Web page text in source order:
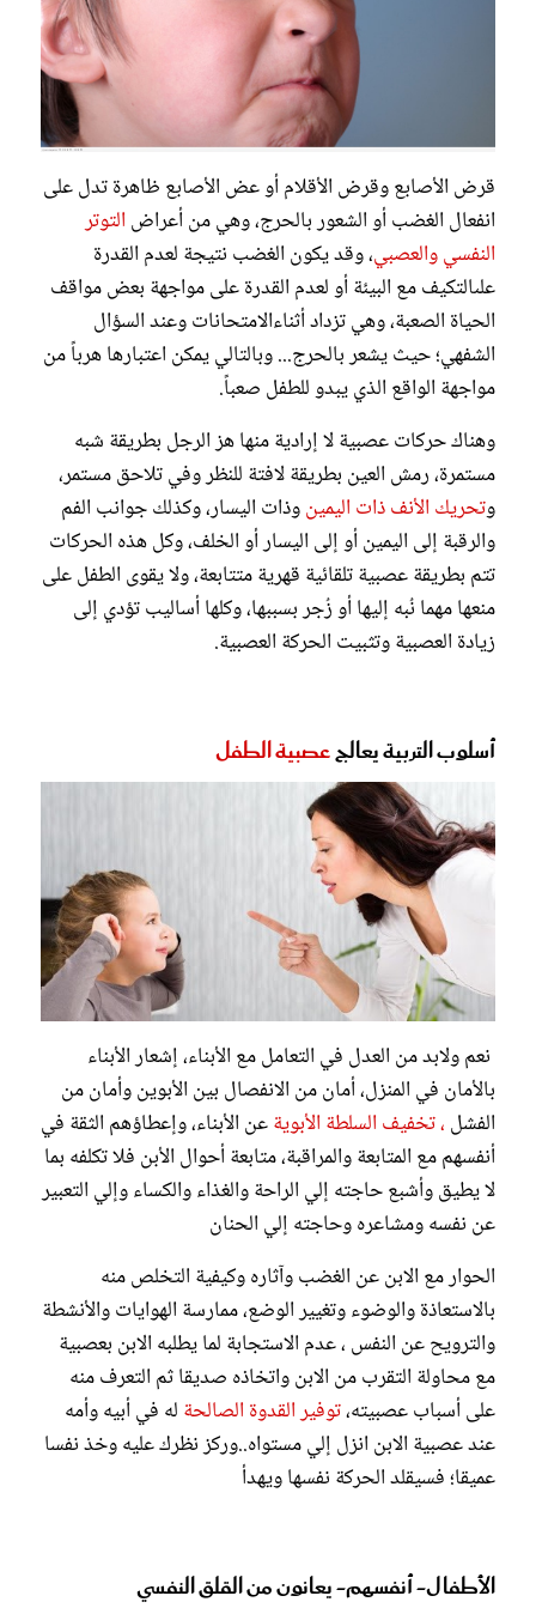
قرض الأصابع وقرض الأقلام أو عض الأصابع ظاهرة تدل على
انفعال الغضب أو الشعور بالحرج، وهي من أعراض التوتر
النفسي والعصبي، وقد يكون الغضب نتيجة لعدم القدرة
علىالتكيف مع البيئة أو لعدم القدرة على مواجهة بعض مواقف
الحياة الصعبة، وهي تزداد أثناءالامتحانات وعند السؤال
الشفهي؛ حيث يشعر بالحرج... وبالتالي يمكن اعتبارها هرباً من
مواجهة الواقع الذي يبدو للطفل صعباً.
وهناك حركات عصبية لا إرادية منها هز الرجل بطريقة شبه
مستمرة، رمش العين بطريقة لافتة للنظر وفي تلاحق مستمر،
وتحريك الأنف ذات اليمينوذات اليسار، وكذلك جوانب الفم
والرقبة إلى اليمين أو إلى اليسار أو الخلف، وكل هذه الحركات
تتم بطريقة عصبية تلقائية قهرية متتابعة، ولا يقوى الطفل على
منعها مهما نُبه إليها أو زُجر بسببها، وكلها أساليب تؤدي إلى
زيادة العصبية وتثبيت الحركة العصبية.
أسلوب التربية يعالجعصبية الطفل
نعم ولابد من العدل في التعامل مع الأبناء، إشعار الأبناء
بالأمان في المنزل، أمان من الانفصال بين الأبوين وأمان من
الفشل ، تخفيف السلطة الأبويةعن الأبناء، وإعطاؤهم الثقة في
أنفسهم مع المتابعة والمراقبة، متابعة أحوال الأبن فلا تكلفه بما
لا يطيق وأشبع حاجته إلي الراحة والغذاء والكساء وإلي التعبير
عن نفسه ومشاعره وحاجته إلي الحنان
الحوار مع الابن عن الغضب وآثاره وكيفية التخلص منه
بالاستعاذة والوضوء وتغيير الوضع، ممارسة الهوايات والأنشطة
والترويح عن النفس ، عدم الاستجابة لما يطلبه الابن بعصبية
مع محاولة التقرب من الابن واتخاذه صديقا ثم التعرف منه
على أسباب عصبيته،توفير القدوة الصالحة له في أبيه وأمه
عند عصبية الابن انزل إلي مستواه..وركز نظرك عليه وخذ نفسا
عميقا؛ فسيقلد الحركة نفسها ويهدأ
الأطفال- أنفسهم- يعانون من القلق النفسي